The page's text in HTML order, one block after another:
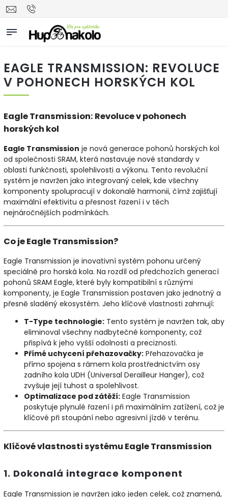
EAGLE TRANSMISSION: REVOLUCE
V POHONECH HORSKÝCH KOL
Eagle Transmission: Revoluce v pohonech
horských kol
Eagle Transmission je nová generace pohonů horských kol
od společnosti SRAM, která nastavuje nové standardy v
oblasti funkčnosti, spolehlivosti a výkonu. Tento revoluční
systém je navržen jako integrovaný celek, kde všechny
komponenty spolupracují v dokonalé harmonii, čímž zajišťují
maximální efektivitu a přesnost řazení i v těch
nejnáročnějších podmínkách.
Co je Eagle Transmission?
Eagle Transmission je inovativní systém pohonu určený
speciálně pro horská kola. Na rozdíl od předchozích generací
pohonů SRAM Eagle, které byly kompatibilní s různými
komponenty, je Eagle Transmission postaven jako jednotný a
přesně sladěný ekosystém. Jeho klíčové vlastnosti zahrnují:
T-Type technologie: Tento systém je navržen tak, aby
eliminoval všechny nadbytečné komponenty, což
přispívá k jeho vyšší odolnosti a preciznosti.
Přímé uchycení přehazovačky: Přehazovačka je
přímo spojena s rámem kola prostřednictvím osy
zadního kola UDH (Universal Derailleur Hanger), což
zvyšuje její tuhost a spolehlivost.
Optimalizace pod zátěží: Eagle Transmission
poskytuje plynulé řazení i při maximálním zatížení, což je
klíčové při stoupání nebo agresivní jízdě v terénu.
Klíčové vlastnosti systému Eagle Transmission
1. Dokonalá integrace komponent
Eagle Transmission je navržen jako jeden celek, což znamená,